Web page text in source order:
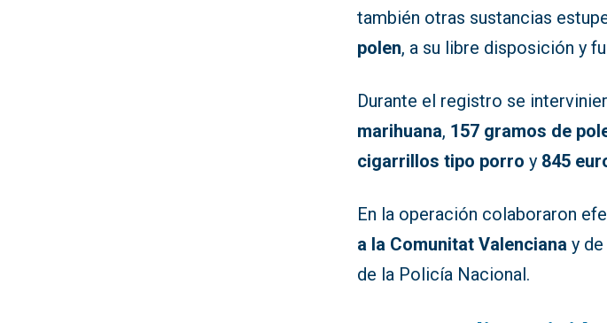
también otras sustancias
polen, a su libre disposición y
Durante el registro se
marihuana, 157 gramos de
cigarrillos tipo porro y 845
En la operación colaboraron
a la Comunitat Valenciana y
de la Policía Nacional.